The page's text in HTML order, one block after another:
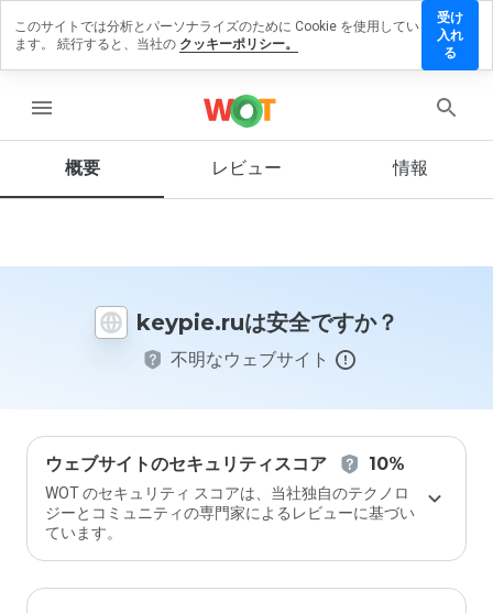
menu
概要 レビュー 情報
keypie.ruは安全ですか？
不明なウェブサイト
ウェブサイトのセキュリティスコア 10%
WOT のセキュリティ スコアは、当社独自のテクノロ
ジーとコミュニティの専門家によるレビューに基づい
ています。
レビ
ーを
ブサ
に評
価し
ます
か？
このサイトでは分析とパーソナライズのために Cookie を使用してい
ます。 続行すると、当社の クッキーポリシー。
受け
入れ
る